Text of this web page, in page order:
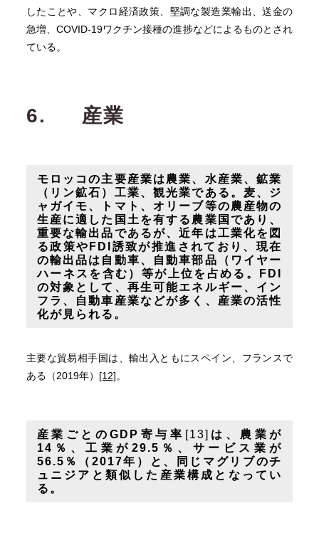
したことや、マクロ経済政策、堅調な製造業輸出、送金の
急増、COVID-19ワクチン接種の進捗などによるものとされ
ている。
6. 産業
モロッコの主要産業は農業、水産業、鉱業
（リン鉱石）工業、観光業である。麦、ジ
ャガイモ、トマト、オリーブ等の農産物の
生産に適した国土を有する農業国であり、
重要な輸出品であるが、近年は工業化を図
る政策やFDI誘致が推進されており、現在
の輸出品は自動車、自動車部品（ワイヤー
ハーネスを含む）等が上位を占める。FDI
の対象として、再生可能エネルギー、イン
フラ、自動車産業などが多く、産業の活性
化が見られる。
主要な貿易相手国は、輸出入ともにスペイン、フランスで
ある（2019年） [12]。
産業ごとのGDP寄与率 [13] は、農業が
14％、工業が29.5％、サービス業が
56.5％（2017年）と、同じマグリブのチ
ュニジアと類似した産業構成となってい
る。